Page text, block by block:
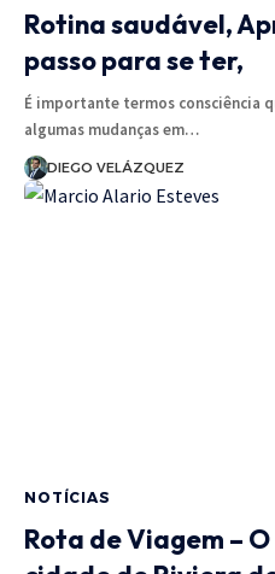
Rotina saudável,
passo para se ter,
É importante termos consciência
algumas mudanças em…
DIEGO VELÁZQUEZ
NOTÍCIAS
Rota de Viagem –